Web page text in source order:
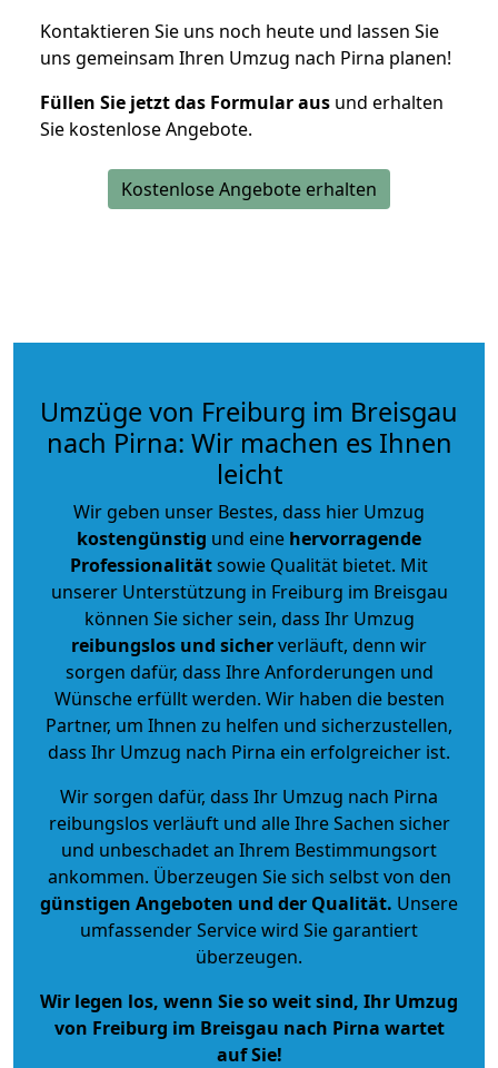
Kontaktieren Sie uns noch heute und lassen Sie
uns gemeinsam Ihren Umzug nach Pirna planen!
Füllen Sie jetzt das Formular aus und erhalten
Sie kostenlose Angebote.
Kostenlose Angebote erhalten
Umzüge von Freiburg im Breisgau
nach Pirna: Wir machen es Ihnen
leicht
Wir geben unser Bestes, dass hier Umzug
kostengünstig und eine hervorragende
Professionalitätsowie Qualität bietet. Mit
unserer Unterstützung in Freiburg im Breisgau
können Sie sicher sein, dass Ihr Umzug
reibungslos und sicherverläuft, denn wir
sorgen dafür, dass Ihre Anforderungen und
Wünsche erfüllt werden. Wir haben die besten
Partner, um Ihnen zu helfen und sicherzustellen,
dass Ihr Umzug nach Pirna ein erfolgreicher ist.
Wir sorgen dafür, dass Ihr Umzug nach Pirna
reibungslos verläuft und alle Ihre Sachen sicher
und unbeschadet an Ihrem Bestimmungsort
ankommen. Überzeugen Sie sich selbst von den
günstigen Angeboten und der Qualität. Unsere
umfassender Service wird Sie garantiert
überzeugen.
Wir legen los, wenn Sie so weit sind, Ihr Umzug
von Freiburg im Breisgau nach Pirna wartet
auf Sie!